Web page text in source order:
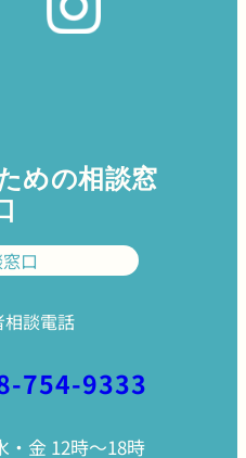
めの相談窓
口
相談電話
754-9333
・金 12時〜18時